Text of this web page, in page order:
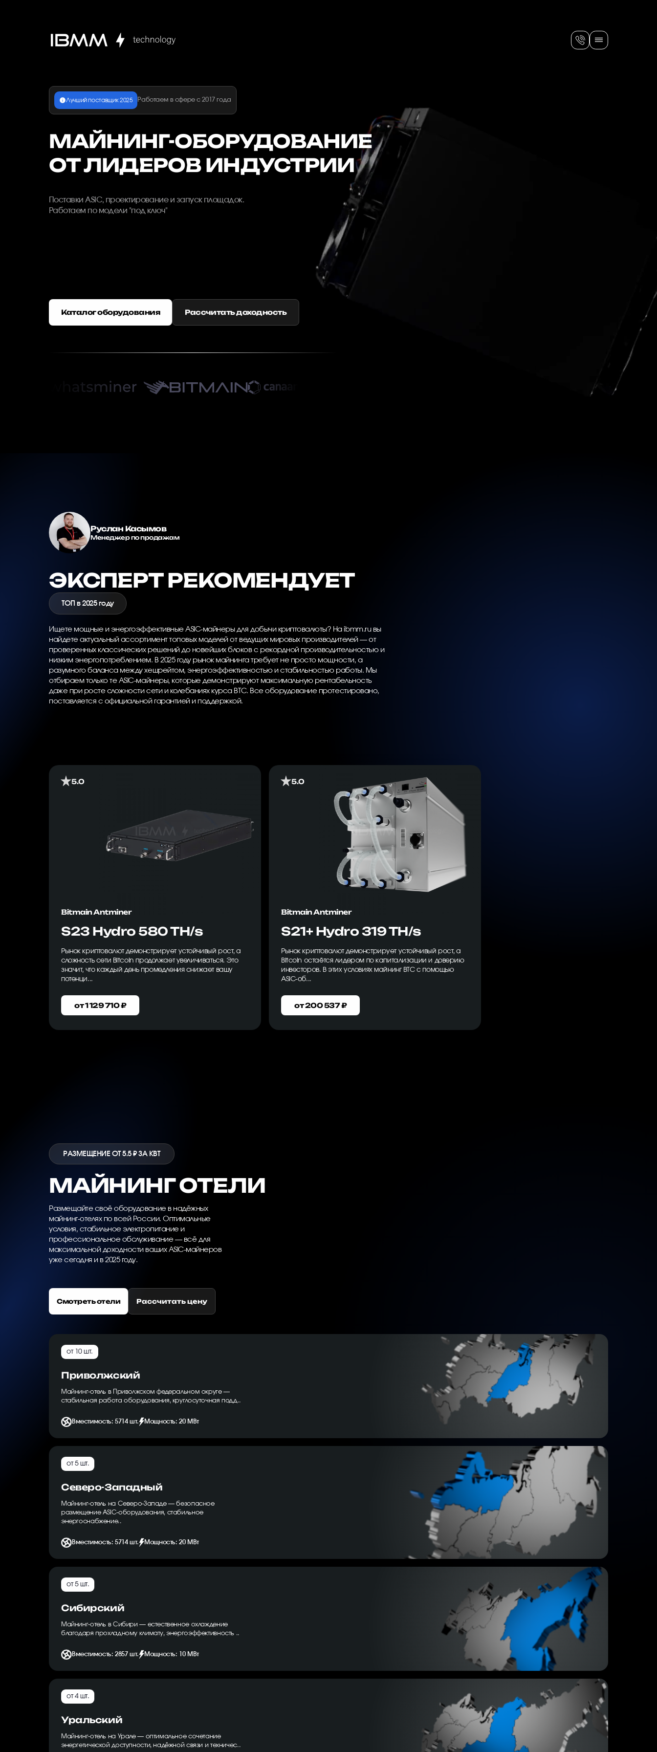
криптовалют
лидеров
индустрии
Лучший поставщик 2025 Работаем в сфере с 2017 года
МАЙНИНГ-ОБОРУДОВАНИЕ
ОТ ЛИДЕРОВ ИНДУСТРИИ
Поставки ASIC, проектирование и запуск площадок.
Работаем по модели "под ключ"
Каталог оборудования Рассчитать доходность
Руслан Касымов
Менеджер по продажам
ЭКСПЕРТ РЕКОМЕНДУЕТ
ТОП в 2025 году
Ищете мощные и энергоэффективные ASIC-майнеры для добычи криптовалюты? На ibmm.ru вы
найдете актуальный ассортимент топовых моделей от ведущих мировых производителей — от
проверенных классических решений до новейших блоков с рекордной производительностью и
низким энергопотреблением. В 2025 году рынок майнинга требует не просто мощности, а
разумного баланса между хешрейтом, энергоэффективностью и стабильностью работы. Мы
отбираем только те ASIC-майнеры, которые демонстрируют максимальную рентабельность
даже при росте сложности сети и колебаниях курса BTC. Все оборудование протестировано,
поставляется с официальной гарантией и поддержкой.
5.0
Bitmain Antminer
S23 Hydro 580 TH/s
Рынок криптовалют демонстрирует устойчивый рост, а
сложность сети Bitcoin продолжает увеличиваться. Это
значит, что каждый день промедления снижает вашу
потенци...
от 1 129 710 ₽
5.0
Bitmain Antminer
S21+ Hydro 319 TH/s
Рынок криптовалют демонстрирует устойчивый рост, а
Bitcoin остаётся лидером по капитализации и доверию
инвесторов. В этих условиях майнинг BTC с помощью
ASIC-об...
от 200 537 ₽
РАЗМЕЩЕНИЕ ОТ 5.5 ₽ ЗА КВТ
МАЙНИНГ ОТЕЛИ
Размещайте своё оборудование в надёжных
майнинг-отелях по всей России. Оптимальные
условия, стабильное электропитание и
профессиональное обслуживание — всё для
максимальной доходности ваших ASIC-майнеров
уже сегодня и в 2025 году.
Смотреть отели Рассчитать цену
от 10 шт.
Приволжский
Майнинг-отель в Приволжском федеральном округе —
стабильная работа оборудования, круглосуточная подд..
Вместимость: 5714 шт. Мощность: 20 МВт
от 5 шт.
Северо-Западный
Майнинг-отель на Северо-Западе — безопасное
размещение ASIC-оборудования, стабильное
энергоснабжение..
Вместимость: 5714 шт. Мощность: 20 МВт
от 5 шт.
Сибирский
Майнинг-отель в Сибири — естественное охлаждение
благодаря прохладному климату, энергоэффективность ..
Вместимость: 2857 шт. Мощность: 10 МВт
от 4 шт.
Уральский
Майнинг-отель на Урале — оптимальное сочетание
энергетической доступности, надёжной связи и техничес..